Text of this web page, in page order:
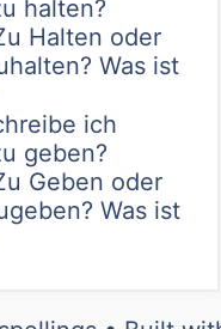
halten?
Halten oder
Was ist
ich
geben?
Geben oder
Was ist